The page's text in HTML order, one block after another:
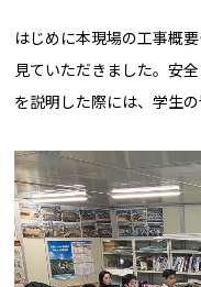
はじめに本現場の工事概
見ていただきました。安
を説明した際には、学生